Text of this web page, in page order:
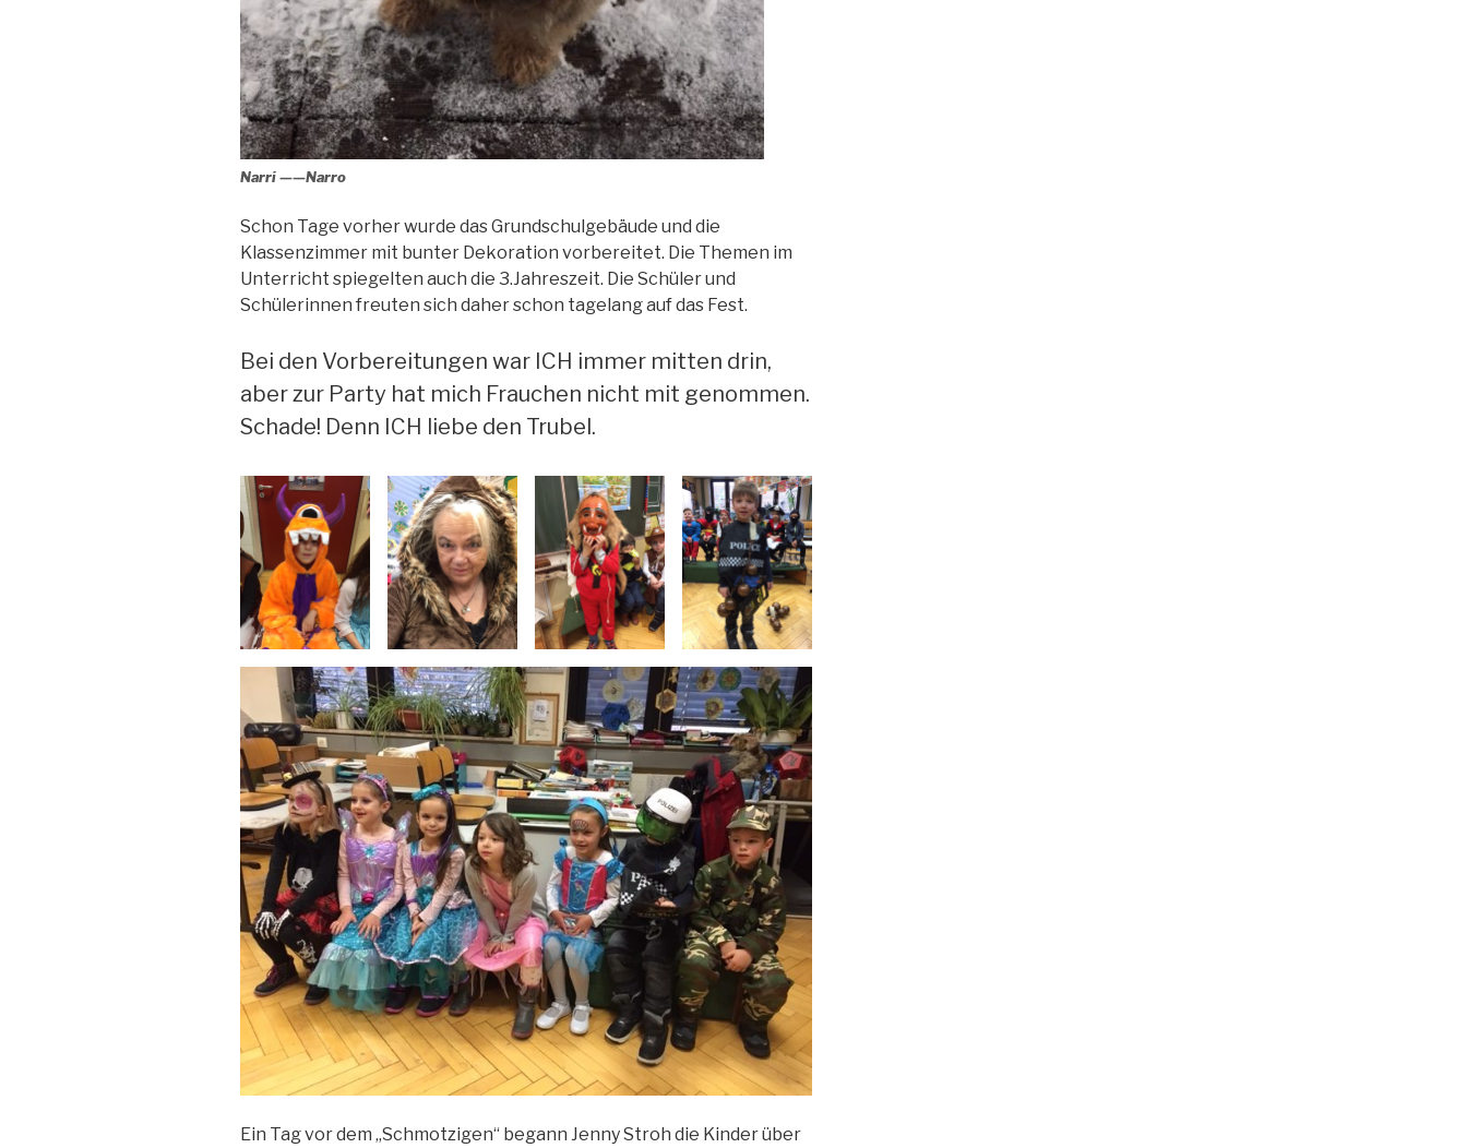
Narri ——Narro
Schon Tage vorher wurde das Grundschulgebäude und die
Klassenzimmer mit bunter Dekoration vorbereitet. Die Themen im
Unterricht spiegelten auch die 3.Jahreszeit. Die Schüler und
Schülerinnen freuten sich daher schon tagelang auf das Fest.
Bei den Vorbereitungen war ICH immer mitten drin,
aber zur Party hat mich Frauchen nicht mit genommen.
Schade! Denn ICH liebe den Trubel.
Ein Tag vor dem „Schmotzigen“ begann Jenny Stroh die Kinder über